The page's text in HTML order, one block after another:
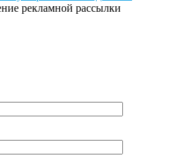
рекламной рассылки